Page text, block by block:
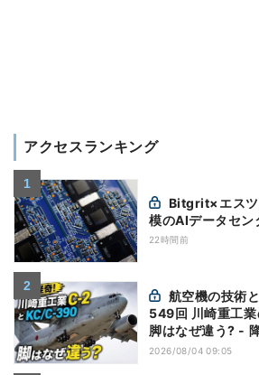
アクセスランキング
模のAIデータセン
22時間前
549回 川崎重工
脚はなぜ違う? -
(5)|軍用輸送機
2026/08/04 09:05